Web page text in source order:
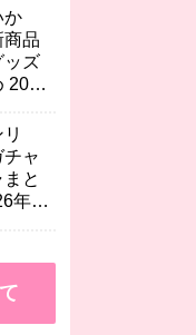
チ
ム2/
たみ
の
か
商品
ッズ
2026
魚の
つ×
、
リ
チャ
と
年8
ャー
ラ